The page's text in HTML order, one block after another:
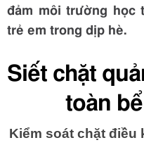
đảm môi trường học
trẻ em trong dịp hè.
Siết chặt
toàn
Kiểm soát chặt điều